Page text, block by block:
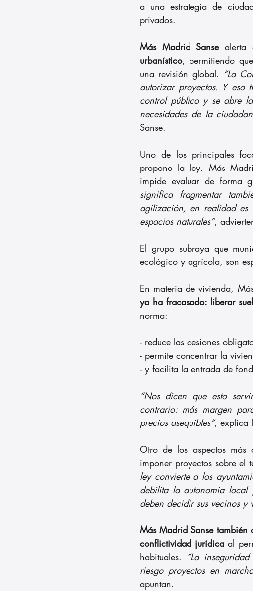
a una estrategia de
privados.
Más Madrid Sanse alerta
urbanístico, permitiendo
una revisión global. “La
autorizar proyectos. Y eso
control público y se abre
necesidades de la
Sanse.
Uno de los principales
propone la ley. Más
impide evaluar de forma
significa fragmentar
agilización, en realidad es
espacios naturales”,
El grupo subraya que
ecológico y agrícola, son
En materia de vivienda,
ya ha fracasado: liberar
norma:
- reduce las cesiones
- permite concentrar la
- y facilita la entrada de
“Nos dicen que esto
contrario: más margen
precios asequibles”, explica
Otro de los aspectos
imponer proyectos sobre el
ley convierte a los
debilita la autonomía
deben decidir sus vecinos y
Más Madrid Sanse también
conflictividad jurídica al
habituales.
“La
riesgo proyectos en
apuntan.